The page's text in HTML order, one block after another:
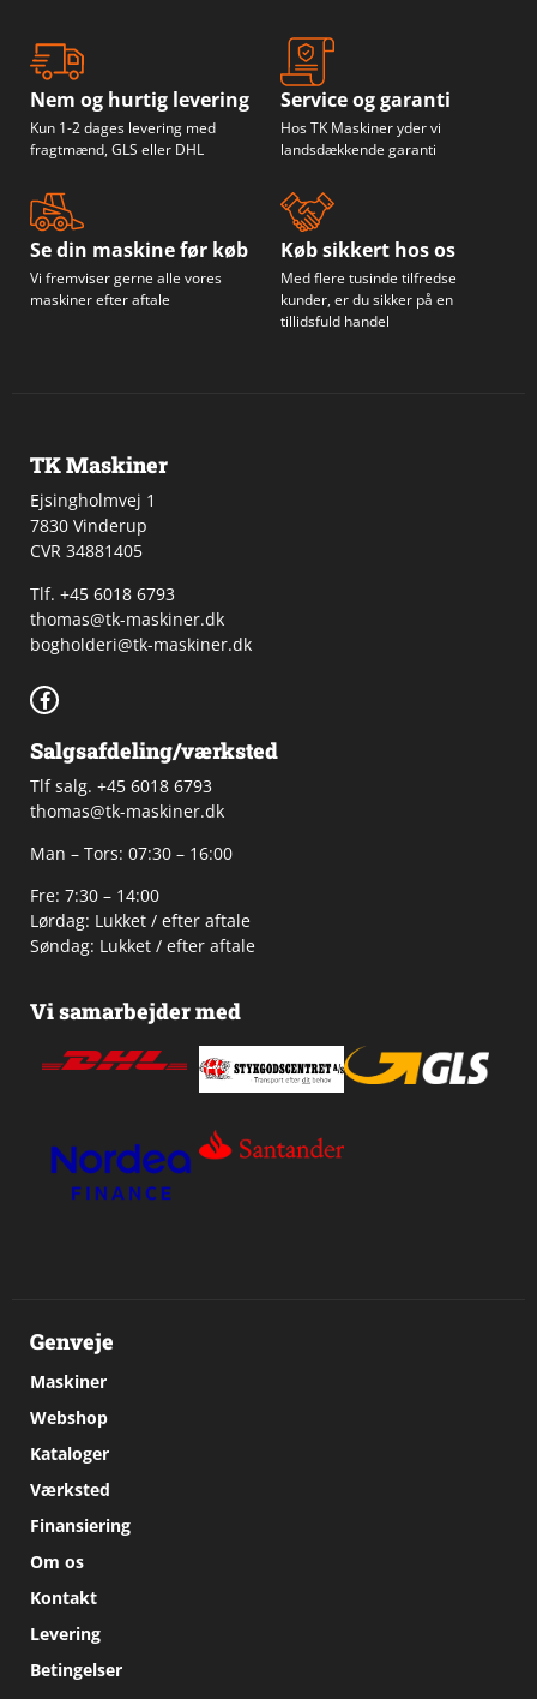
Nem og hurtig levering
Kun 1-2 dages levering med
fragtmænd, GLS eller DHL
Service og garanti
Hos TK Maskiner yder vi
landsdækkende garanti
Se din maskine før køb
Vi fremviser gerne alle vores
maskiner efter aftale
Køb sikkert hos os
Med flere tusinde tilfredse
kunder, er du sikker på en
tillidsfuld handel
TK Maskiner
Ejsingholmvej 1
7830 Vinderup
CVR 34881405
​Tlf. +45 6018 6793
thomas@tk-maskiner.dk
bogholderi@tk-maskiner.dk
Salgsafdeling/værksted
Tlf salg. +45 6018 6793
thomas@tk-maskiner.dk
Man – Tors: 07:30 – 16:00
Fre: 7:30 – 14:00
Lørdag: Lukket / efter aftale
Søndag: Lukket / efter aftale
Vi samarbejder med
Genveje
Maskiner
Webshop
Kataloger
Værksted
Finansiering
Om os
Kontakt
Levering
Betingelser